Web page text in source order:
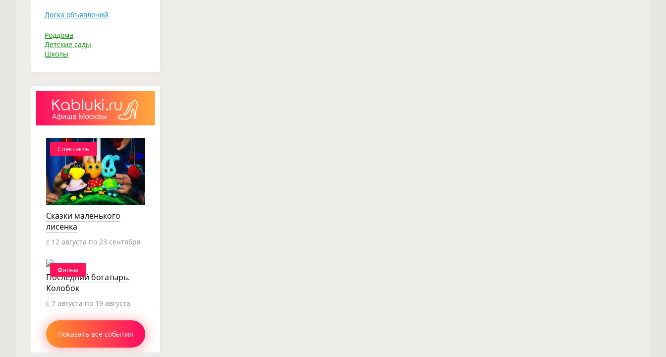
Доска объявлений
Роддома
Детские сады
Школы
Спектакль
Сказки маленького
лисенка
c 12 августа по 23 сентября
Фильм
Последний богатырь.
Колобок
c 7 августа по 19 августа
Показать все события